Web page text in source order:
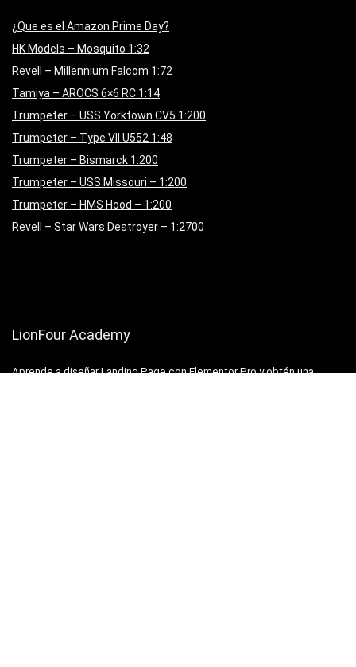
¿Que es el Amazon Prime Day?
HK Models – Mosquito 1:32
Revell – Millennium Falcom 1:72
Tamiya – AROCS 6×6 RC 1:14
Trumpeter – USS Yorktown CV5 1:200
Trumpeter – Type VII U552 1:48
Trumpeter – Bismarck 1:200
Trumpeter – USS Missouri – 1:200
Trumpeter – HMS Hood – 1:200
Revell – Star Wars Destroyer – 1:2700
LionFour Academy
Aprende a diseñar Landing Page con Elementor Pro y obtén una